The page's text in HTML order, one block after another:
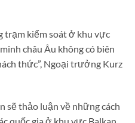
trạm kiểm soát ở khu vực
châu Âu không có biên
thức”, Ngoại trưởng Kurz
sẽ thảo luận về những cách